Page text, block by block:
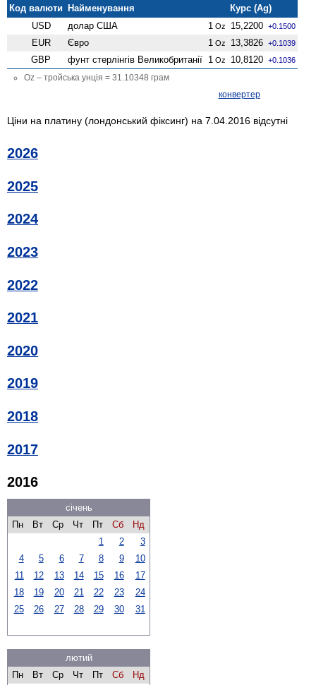
Код валюти Найменування
Курс (Ag)
USD
долар США 1 Oz 15,2200 +0.1500
EUR Євро 1 Oz 13,3826 +0.1039
GBP фунт стерлінгів Велико­британії 1 Oz 10,8120 +0.1036
Oz – тройська унція = 31.10348 грам
конвертер
Ціни на платину (лондонський фіксинг) на 7.04.2016 відсутні
2026
2025
2024
2023
2022
2021
2020
2019
2018
2017
2016
січень
Пн
Вт Ср Чт Пт Сб
Нд
1
2
3
4
5 6 7 8 9
10
11
12 13 14 15 16
17
18
19 20 21 22 23
24
25
26 27 28 29 30 31
лютий
Пн
Вт Ср Чт Пт Сб Нд